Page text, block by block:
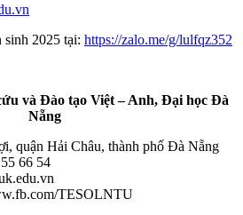
2025 tại: https://zalo.me/g/lulfqz352
và Đào tạo Việt – Anh, Đại học Đà
Nẵng
quận Hải Châu, thành phố Đà Nẵng
66 54
TESOLNTU